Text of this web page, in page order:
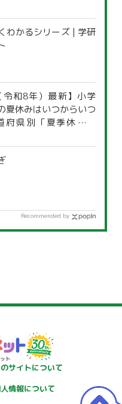
わかるシリーズ | 学研
令和8年）最新】小学
夏休みはいつからいつ
府県別「夏季休暇一
Recommended by
サイトについて
情報について